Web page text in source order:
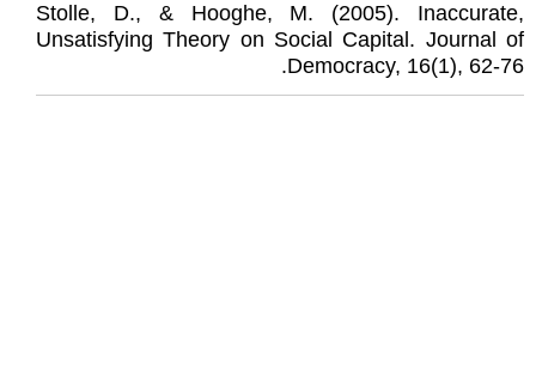
Stolle, D., & Hooghe, M. (2005). Inaccurate,
Unsatisfying Theory on Social Capital. Journal of
Democracy, 16(1), 62-76.